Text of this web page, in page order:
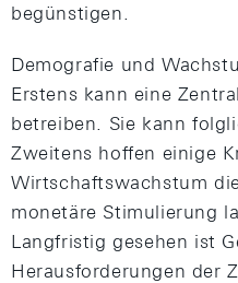
begünstigen.
Demografie und
Erstens kann eine
betreiben. Sie kann
Zweitens hoffen einige
Wirtschaftswachstum
monetäre Stimulierung
Langfristig gesehen ist
Herausforderungen der